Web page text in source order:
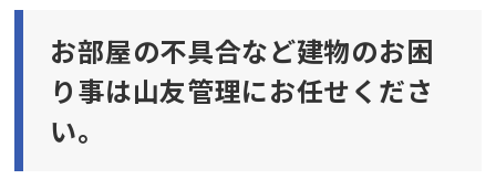
お部屋の不具合など建物のお困
り事は山友管理にお任せくださ
い。